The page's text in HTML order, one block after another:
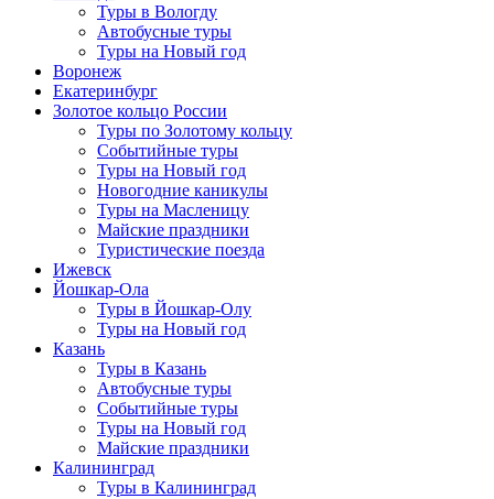
Туры в Вологду
Автобусные туры
Туры на Новый год
Воронеж
Екатеринбург
Золотое кольцо России
Туры по Золотому кольцу
Событийные туры
Туры на Новый год
Новогодние каникулы
Туры на Масленицу
Майские праздники
Туристические поезда
Ижевск
Йошкар-Ола
Туры в Йошкар-Олу
Туры на Новый год
Казань
Туры в Казань
Автобусные туры
Событийные туры
Туры на Новый год
Майские праздники
Калининград
Туры в Калининград